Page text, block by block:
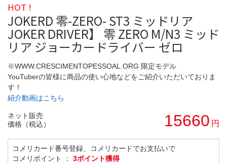
HOT !
JOKERD 零-ZERO- ST3 ミッドリア
JOKER DRIVER】 零 ZERO M/N3 ミッド
リア ジョーカードライバー ゼロ
※WWW.CRESCIMENTOPESSOAL.ORG 限定モデル
YouTuberの皆様に商品の使い心地などをご紹介いただいておりま
す！
紹介動画はこちら
ネット販売
価格（税込）
15660 円
コメリカード番号登録、コメリカードでお支払いで
コメリポイント ： 3ポイント獲得